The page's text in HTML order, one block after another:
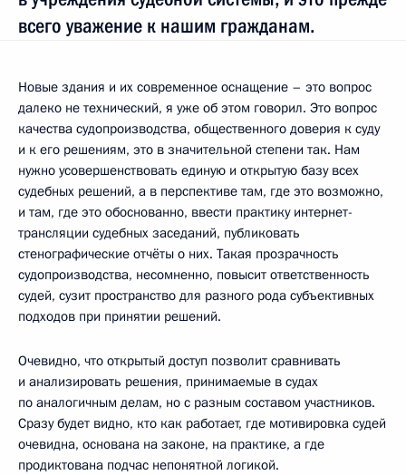
всего уважение к нашим гражданам.
Новые здания и их современное оснащение – это вопрос
далеко не технический, я уже об этом говорил. Это вопрос
качества судопроизводства, общественного доверия к суду
и к его решениям, это в значительной степени так. Нам
нужно усовершенствовать единую и открытую базу всех
судебных решений, а в перспективе там, где это возможно,
и там, где это обоснованно, ввести практику интернет-
трансляции судебных заседаний, публиковать
стенографические отчёты о них. Такая прозрачность
судопроизводства, несомненно, повысит ответственность
судей, сузит пространство для разного рода субъективных
подходов при принятии решений.
Очевидно, что открытый доступ позволит сравнивать
и анализировать решения, принимаемые в судах
по аналогичным делам, но с разным составом участников.
Сразу будет видно, кто как работает, где мотивировка судей
очевидна, основана на законе, на практике, а где
продиктована подчас непонятной логикой.